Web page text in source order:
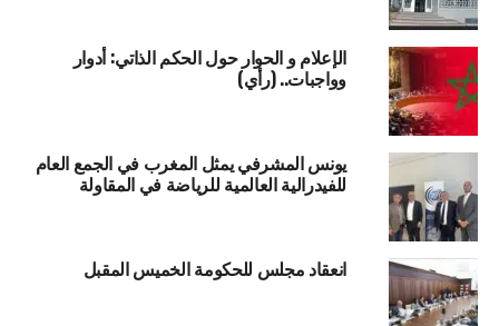
الإعلام و الحوار حول الحكم الذاتي: أدوار
وواجبات.. (رأي)
يونس المشرفي يمثل المغرب في الجمع العام
للفيدرالية العالمية للرياضة في المقاولة
انعقاد مجلس للحكومة الخميس المقبل